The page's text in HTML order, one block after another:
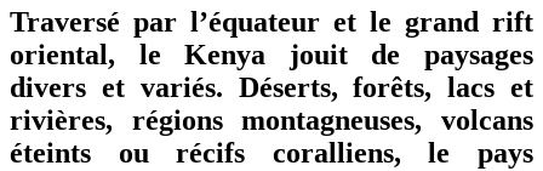
Traversé par l’équateur et le grand rift
oriental, le Kenya jouit de paysages
divers et variés. Déserts, forêts, lacs et
rivières, régions montagneuses, volcans
éteints ou récifs coralliens, le pays